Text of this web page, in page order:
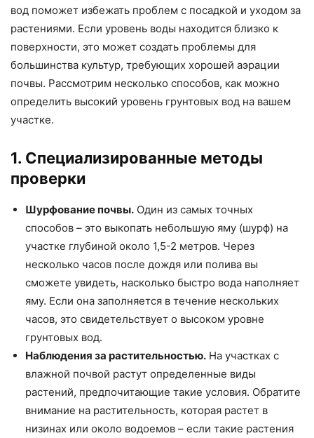
вод поможет избежать проблем с посадкой и уходом за
растениями. Если уровень воды находится близко к
поверхности, это может создать проблемы для
большинства культур, требующих хорошей аэрации
почвы. Рассмотрим несколько способов, как можно
определить высокий уровень грунтовых вод на вашем
участке.
1. Специализированные методы
проверки
Шурфование почвы. Один из самых точных
способов – это выкопать небольшую яму (шурф) на
участке глубиной около 1,5-2 метров. Через
несколько часов после дождя или полива вы
сможете увидеть, насколько быстро вода наполняет
яму. Если она заполняется в течение нескольких
часов, это свидетельствует о высоком уровне
грунтовых вод.
Наблюдения за растительностью. На участках с
влажной почвой растут определенные виды
растений, предпочитающие такие условия. Обратите
внимание на растительность, которая растет в
низинах или около водоемов – если такие растения